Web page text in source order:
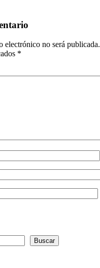
electrónico no será publicada.
*
Buscar